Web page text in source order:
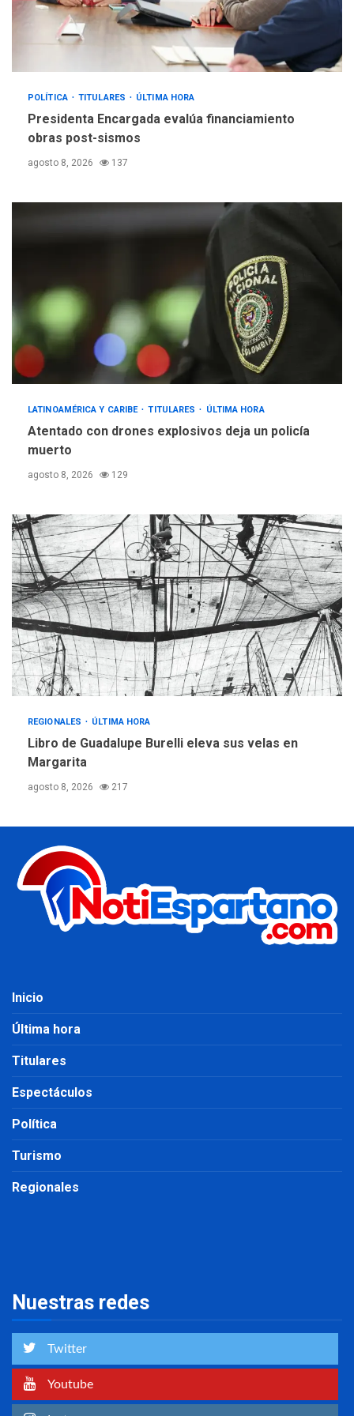
POLÍTICA TITULARES ÚLTIMA HORA
Presidenta Encargada evalúa financiamiento
obras post-sismos
agosto 8, 2026 137
LATINOAMÉRICA Y CARIBE TITULARES ÚLTIMA HORA
Atentado con drones explosivos deja un policía
muerto
agosto 8, 2026 129
REGIONALES ÚLTIMA HORA
Libro de Guadalupe Burelli eleva sus velas en
Margarita
agosto 8, 2026 217
Inicio
Última hora
Titulares
Espectáculos
Política
Turismo
Regionales
Nuestras redes
Twitter
Youtube